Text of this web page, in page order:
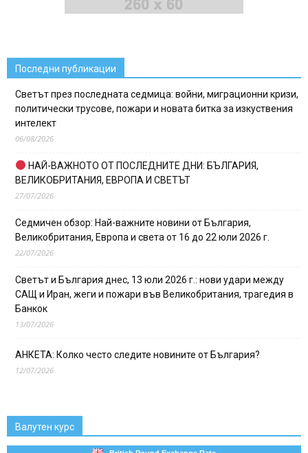
Последни публикации
Светът през последната седмица: войни, миграционни кризи,
политически трусове, пожари и новата битка за изкуствения
интелект
06/08/2026
НАЙ-ВАЖНОТО ОТ ПОСЛЕДНИТЕ ДНИ: БЪЛГАРИЯ,
ВЕЛИКОБРИТАНИЯ, ЕВРОПА И СВЕТЪТ
27/07/2026
Седмичен обзор: Най-важните новини от България,
Великобритания, Европа и света от 16 до 22 юли 2026 г.
22/07/2026
Светът и България днес, 13 юли 2026 г.: нови удари между
САЩ и Иран, жеги и пожари във Великобритания, трагедия в
Банкок
13/07/2026
АНКЕТА: Колко често следите новините от България?
12/07/2026
Валутен курс